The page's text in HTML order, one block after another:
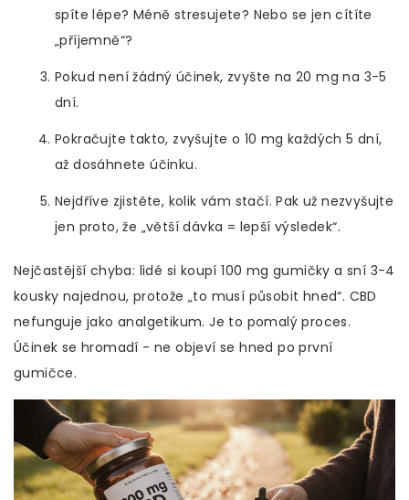
spíte lépe? Méně stresujete? Nebo se jen cítíte
„příjemně“?
Pokud není žádný účinek, zvyšte na 20 mg na 3-5
dní.
Pokračujte takto, zvyšujte o 10 mg každých 5 dní,
až dosáhnete účinku.
Nejdříve zjistěte, kolik vám stačí. Pak už nezvyšujte
jen proto, že „větší dávka = lepší výsledek“.
Nejčastější chyba: lidé si koupí 100 mg gumičky a sní 3-4
kousky najednou, protože „to musí působit hned“. CBD
nefunguje jako analgetikum. Je to pomalý proces.
Účinek se hromadí - ne objeví se hned po první
gumičce.